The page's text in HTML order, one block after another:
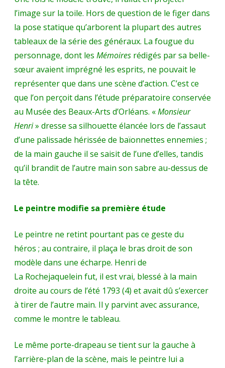
l’image sur la toile. Hors de question de le figer dans
la pose statique qu’arborent la plupart des autres
tableaux de la série des généraux. La fougue du
personnage, dont les Mémoires rédigés par sa belle-
sœur avaient imprégné les esprits, ne pouvait le
représenter que dans une scène d’action. C’est ce
que l’on perçoit dans l’étude préparatoire conservée
au Musée des Beaux-Arts d’Orléans. «Monsieur
Henri» dresse sa silhouette élancée lors de l’assaut
d’une palissade hérissée de baïonnettes ennemies ;
de la main gauche il se saisit de l’une d’elles, tandis
qu’il brandit de l’autre main son sabre au-dessus de
la tête.
Le peintre modifie sa première étude
Le peintre ne retint pourtant pas ce geste du
héros ; au contraire, il plaça le bras droit de son
modèle dans une écharpe. Henri de
La Rochejaquelein fut, il est vrai, blessé à la main
droite au cours de l’été 1793 (4) et avait dû s’exercer
à tirer de l’autre main. Il y parvint avec assurance,
comme le montre le tableau.
Le même porte-drapeau se tient sur la gauche à
l’arrière-plan de la scène, mais le peintre lui a